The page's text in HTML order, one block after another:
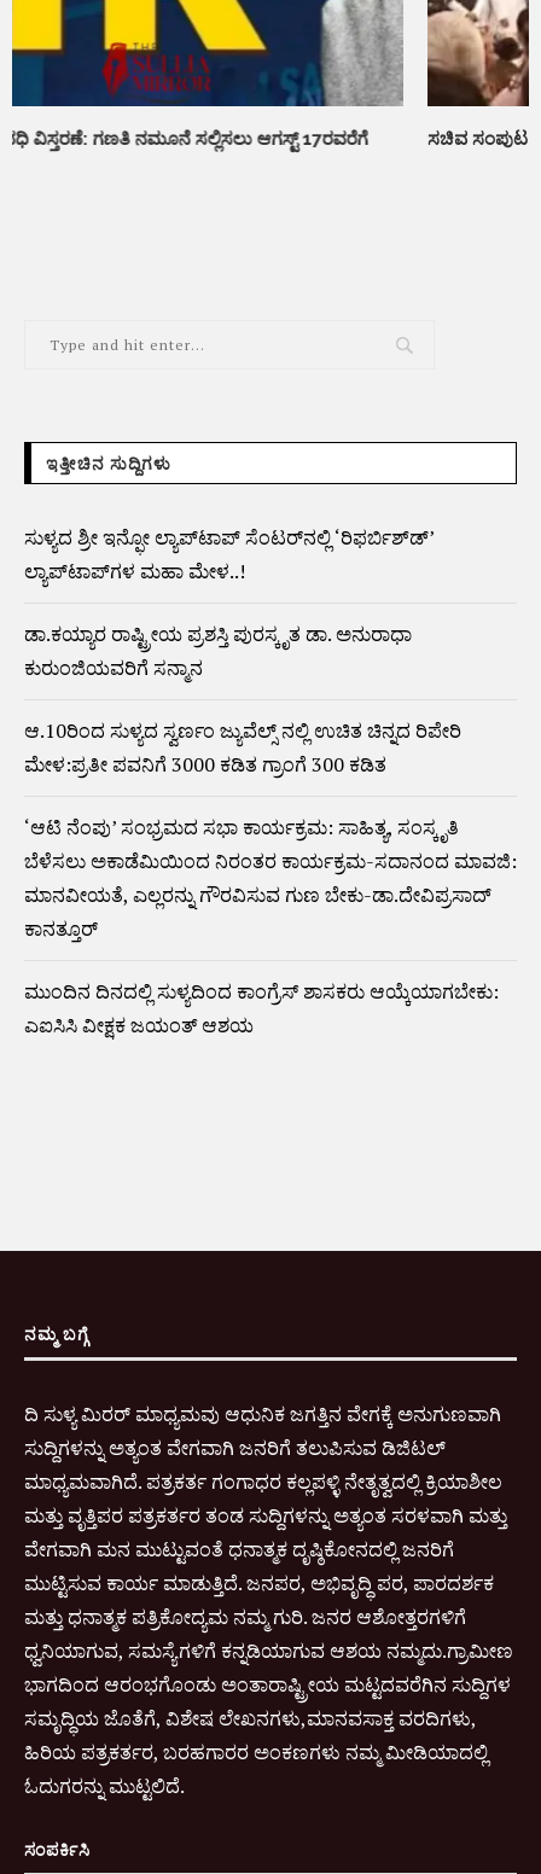
ಸಚಿವ ಸಂಪುಟ ವಿಸ್ತರಣೆ:ನೂತನ ಸಚಿವರ ಪ್ರಮಾಣವಚನ ಸ್ವೀಕಾರ
ಇತ್ತೀಚಿನ ಸುದ್ದಿಗಳು
ಲ್ಯಾಪ್‌ಟಾಪ್‌ಗಳ ಮಹಾ ಮೇಳ..!
ಕುರುಂಜಿಯವರಿಗೆ ಸನ್ಮಾನ
ಮೇಳ:ಪ್ರತೀ ಪವನಿಗೆ 3000 ಕಡಿತ ಗ್ರಾಂಗೆ 300 ಕಡಿತ
ಬೆಳೆಸಲು ಅಕಾಡೆಮಿಯಿಂದ ನಿರಂತರ ಕಾರ್ಯಕ್ರಮ-ಸದಾನಂದ ಮಾವಜಿ:
ಮಾನವೀಯತೆ, ಎಲ್ಲರನ್ನು ಗೌರವಿಸುವ ಗುಣ ಬೇಕು-ಡಾ.ದೇವಿಪ್ರಸಾದ್‌
ಕಾನತ್ತೂರ್
ಎಐಸಿಸಿ ವೀಕ್ಷಕ ಜಯಂತ್ ಆಶಯ
ಸುದ್ದಿಗಳನ್ನು ಅತ್ಯಂತ ವೇಗವಾಗಿ ಜನರಿಗೆ ತಲುಪಿಸುವ ಡಿಜಿಟಲ್
ಮಾಧ್ಯಮವಾಗಿದೆ. ಪತ್ರಕರ್ತ ಗಂಗಾಧರ ಕಲ್ಲಪಳ್ಳಿ ನೇತೃತ್ವದಲ್ಲಿ ಕ್ರಿಯಾಶೀಲ
ಮತ್ತು ವೃತ್ತಿಪರ ಪತ್ರಕರ್ತರ ತಂಡ ಸುದ್ದಿಗಳನ್ನು ಅತ್ಯಂತ ಸರಳವಾಗಿ ಮತ್ತು
ವೇಗವಾಗಿ ಮನ ಮುಟ್ಟುವಂತೆ ಧನಾತ್ಮಕ ದೃಷ್ಠಿಕೋನದಲ್ಲಿ ಜನರಿಗೆ
ಮುಟ್ಟಿಸುವ ಕಾರ್ಯ ಮಾಡುತ್ತಿದೆ. ಜನಪರ, ಅಭಿವೃದ್ಧಿ ಪರ, ಪಾರದರ್ಶಕ
ಮತ್ತು ಧನಾತ್ಮಕ ಪತ್ರಿಕೋದ್ಯಮ ನಮ್ಮ ಗುರಿ. ಜನರ ಆಶೋತ್ತರಗಳಿಗೆ
ಧ್ವನಿಯಾಗುವ, ಸಮಸ್ಯೆಗಳಿಗೆ ಕನ್ನಡಿಯಾಗುವ ಆಶಯ ನಮ್ಮದು.ಗ್ರಾಮೀಣ
ಭಾಗದಿಂದ ಆರಂಭಗೊಂಡು ಅಂತಾರಾಷ್ಟ್ರೀಯ ಮಟ್ಟದವರೆಗಿನ ಸುದ್ದಿಗಳ
ಸಮೃದ್ಧಿಯ ಜೊತೆಗೆ, ವಿಶೇಷ ಲೇಖನಗಳು,ಮಾನವಸಾಕ್ತ ವರದಿಗಳು,
ಹಿರಿಯ ಪತ್ರಕರ್ತರ, ಬರಹಗಾರರ ಅಂಕಣಗಳು ನಮ್ಮ ಮೀಡಿಯಾದಲ್ಲಿ
ಓದುಗರನ್ನು ಮುಟ್ಟಲಿದೆ.